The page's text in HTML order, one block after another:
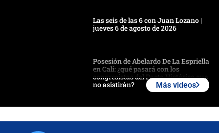
Las seis de las 6 con Juan Lozano |
jueves 6 de agosto de 2026
Posesión de Abelardo De La Espriella
en Cali: ¿qué pasará con los
congresistas del Pacto Histórico que
no asistirán?
Más videos